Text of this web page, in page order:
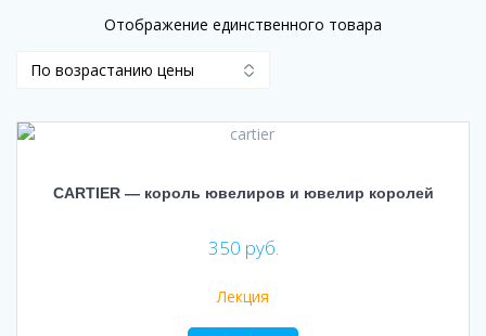
Отображение единственного товара
CARTIER — король ювелиров и ювелир королей
350 руб.
Лекция